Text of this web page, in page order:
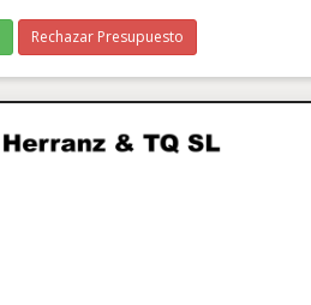
Rechazar Presupuesto